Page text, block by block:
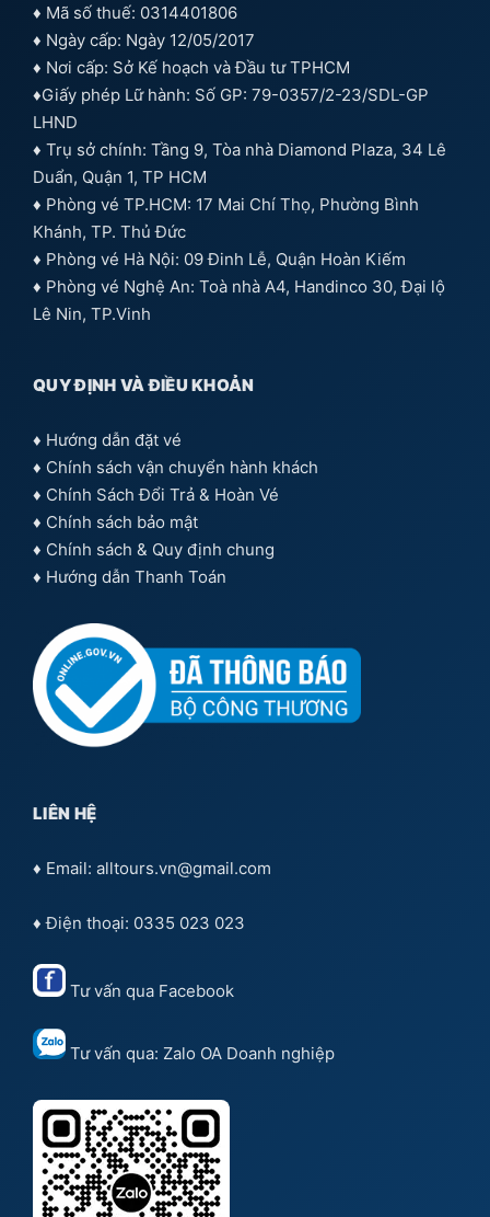
♦ Mã số thuế: 0314401806
♦ Ngày cấp: Ngày 12/05/2017
♦ Nơi cấp: Sở Kế hoạch và Đầu tư TPHCM
♦Giấy phép Lữ hành: Số GP: 79-0357/2-23/SDL-GP
LHND
♦ Trụ sở chính: Tầng 9, Tòa nhà Diamond Plaza, 34 Lê
Duẩn, Quận 1, TP HCM
♦ Phòng vé TP.HCM: 17 Mai Chí Thọ, Phường Bình
Khánh, TP. Thủ Đức
♦ Phòng vé Hà Nội: 09 Đinh Lễ, Quận Hoàn Kiếm
♦ Phòng vé Nghệ An: Toà nhà A4, Handinco 30, Đại lộ
Lê Nin, TP.Vinh
QUY ĐỊNH VÀ ĐIỀU KHOẢN
♦ Hướng dẫn đặt vé
♦ Chính sách vận chuyển hành khách
♦ Chính Sách Đổi Trả & Hoàn Vé
♦ Chính sách bảo mật
♦ Chính sách & Quy định chung
♦ Hướng dẫn Thanh Toán
LIÊN HỆ
♦ Email: alltours.vn@gmail.com
♦ Điện thoại: 0335 023 023
Tư vấn qua Facebook
Tư vấn qua: Zalo OA Doanh nghiệp